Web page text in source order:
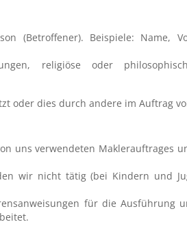
(Betroffener). Beispiele: Name,
religiöse oder
oder dies durch andere im Auftrag
uns verwendeten Maklerauftrages
wir nicht tätig (bei Kindern und
für die Ausführung